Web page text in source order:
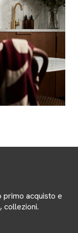
primo acquisto e
collezioni.